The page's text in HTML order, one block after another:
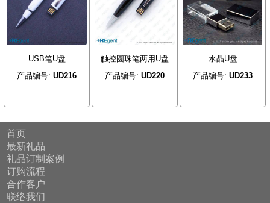
USB笔U盘
产品编号:UD216
触控圆珠笔两用U盘
产品编号: UD220
水晶U盘
产品编号: UD233
首页
最新礼品
礼品订制案例
订购流程
合作客户
联络我们